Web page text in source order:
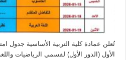
تُعلن عمادة كلية التربية الأساسية جدول
الأول (الدور الأول) لقسمي الرياضيات